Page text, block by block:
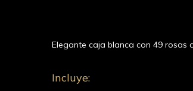
Elegante caja blanca con 49 rosas
Incluye: